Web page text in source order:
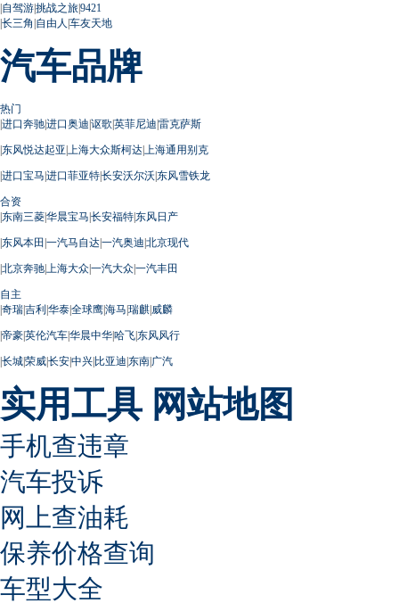
|自驾游|挑战之旅|9421
|长三角 |自由人 |车友天地
汽车品牌
热门
|进口奔驰|进口奥迪|讴歌|英菲尼迪|雷克萨斯
|东风悦达起亚| 上海大众斯柯达| 上海通用别克
|进口宝马|进口菲亚特|长安沃尔沃|东风雪铁龙
合资
|东南三菱|华晨宝马|长安福特|东风日产
|东风本田 |一汽马自达|一汽奥迪|北京现代
|北京奔驰| 上海大众|一汽大众|一汽丰田
自主
|奇瑞|吉利|华泰|全球鹰|海马|瑞麒|威麟
|帝豪|英伦汽车|华晨中华|哈飞|东风风行
|长城|荣威|长安|中兴|比亚迪|东南|广汽
实用工具 网站地图
手机查违章
汽车投诉
网上查油耗
保养价格查询
车型大全